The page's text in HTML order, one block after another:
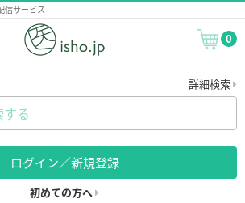
信サービス
0
詳細検索
ログイン／新規登録
初めての方へ